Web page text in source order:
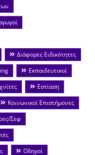
Διάφορες Ειδικότητες
Εκπαιδευτικοί
Εστίαση
Κοινωνικοί Επιστήμονες
Σεφ
Οδηγοί